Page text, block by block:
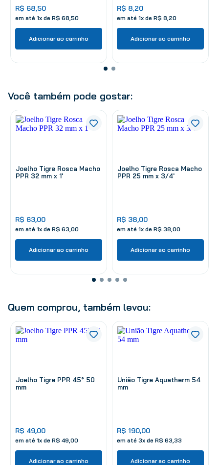
R$ 68,50
em até 1x de R$ 68 50
Adicionar ao carrinho
R$ 8,20
em até 1x de R$ 8 20
Adicionar ao carrinho
Você também pode gostar:
Joelho Tigre Rosca Macho
PPR 32 mm x 1'
R$ 63,00
em até 1x de R$ 63 00
Adicionar ao carrinho
Joelho Tigre Rosca Macho
PPR 25 mm x 3/4'
R$ 38,00
em até 1x de R$ 38 00
Adicionar ao carrinho
Quem comprou, também levou:
Joelho Tigre PPR 45° 50
mm
R$ 49,00
em até 1x de R$ 49 00
Adicionar ao carrinho
União Tigre Aquatherm 54
mm
R$ 190,00
em até 3x de R$ 63 33
Adicionar ao carrinho